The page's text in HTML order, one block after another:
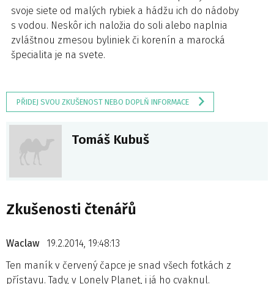
svoje siete od malých rybiek a hádžu ich do nádoby
s vodou. Neskôr ich naložia do soli alebo naplnia
zvláštnou zmesou byliniek či korenín a marocká
špecialita je na svete.
PŘIDEJ SVOU ZKUŠENOST NEBO DOPLŇ INFORMACE
Tomáš Kubuš
Zkušenosti čtenářů
Waclaw
19.2.2014, 19:48:13
Ten maník v červený čapce je snad všech fotkách z
přístavu. Tady, v Lonely Planet, i já ho cvaknul.